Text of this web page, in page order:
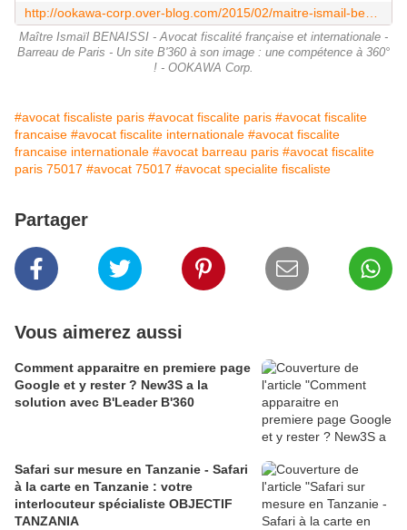
Maître Ismaïl BENAISSI - Avocat fiscalité française et internationale -
Barreau de Paris - Un site B'360 à son image : une compétence à 360°
! - OOKAWA Corp.
#avocat fiscaliste paris #avocat fiscalite paris #avocat fiscalite
francaise #avocat fiscalite internationale #avocat fiscalite
francaise internationale #avocat barreau paris #avocat fiscalite
paris 75017 #avocat 75017 #avocat specialite fiscaliste
Partager
Vous aimerez aussi
Comment apparaitre en premiere page
Google et y rester ? New3S a la
solution avec B'Leader B'360
Safari sur mesure en Tanzanie - Safari
à la carte en Tanzanie : votre
interlocuteur spécialiste OBJECTIF
TANZANIA